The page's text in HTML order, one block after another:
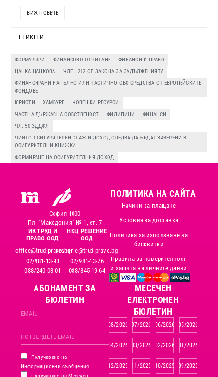
ВИЖ ПОВЕЧЕ
ЕТИКЕТИ
ФОРМУЛЯРИ ФИНАНСОВО ОТЧИТАНЕ
ФИНАНСИ И ПРАВО
ЦАНКА ЦАНКОВА
ЧЛЕН 212 ОТ ЗАКОНА ЗА ЗАДЪЛЖЕНИЯТА
ФИНАНСИРАНИ НАПЪЛНО ИЛИ ЧАСТИЧНО СЪС СРЕДСТВА ОТ ЕВРОПЕЙСКИТЕ
ФОНДОВЕ
ЮРИСТИ
ХАМБУРГ
ЧОВЕШКИ РЕСУРСИ
ЧАСТНА ДЪРЖАВНА СОБСТВЕНОСТ
ФИЛИПИНИ
ФИНАНСИ
ЧЛ. 50 ЗДДФЛ
ЧИЙТО ОСИГУРИТЕЛЕН СТАЖ И ДОХОД СЛЕДВА ДА БЪДАТ ЗАВЕРЕНИ В
ОСИГУРИТЕЛНИ КНИЖКИ
ФОРМИРАНЕ НА ОСИГУРИТЕЛНИЯ ДОХОД
София 1000
Пл. "Македония" № 1, ет. 7
ИК ТРУД И
ПРАВО ООД
office@trudipravo.bg
02/981-13-93
088/240-03-01
НКЦ РЕШЕНИЕ
ООД
reshenie@trudipravo.bg
02/981-13-76
088/845-19-64
ПОЛИТИКА НА САЙТА
Начини за плащане
Условия за доставка
Политика за използване на
бисквитки
Правила за поверителност
и защита на личните данни
АБОНАМЕНТ ЗА
БЮЛЕТИН
Получаване на
Информационни съобщения
MЕСЕЧЕН
ЕЛЕКТРОНЕН
БЮЛЕТИН
08/2026 07/2026 06/2026 05/2026
04/2026 03/2026 02/2026 01/2026
12/2025 11/2025 10/2025 09/2025